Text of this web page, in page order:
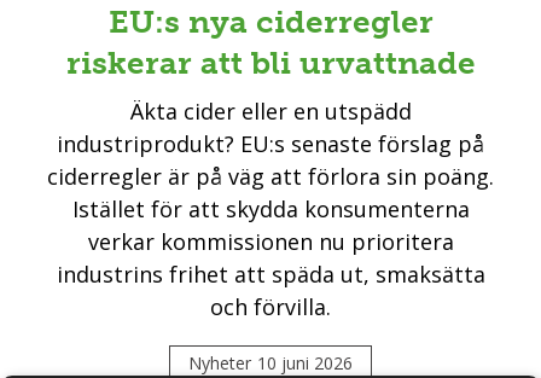
EU:s nya ciderregler
riskerar att bli urvattnade
Äkta cider eller en utspädd
industriprodukt? EU:s senaste förslag på
ciderregler är på väg att förlora sin poäng.
Istället för att skydda konsumenterna
verkar kommissionen nu prioritera
industrins frihet att späda ut, smaksätta
och förvilla.
Nyheter 10 juni 2026